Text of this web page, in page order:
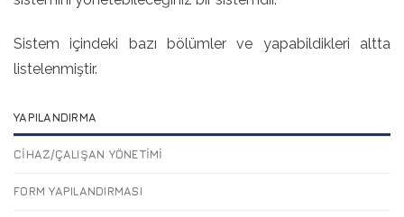
Sistem içindeki bazı bölümler ve yapabildikleri altta
listelenmiştir.
YAPILANDIRMA
CIHAZ/ÇALIŞAN YÖNETIMI
FORM YAPILANDIRMASI